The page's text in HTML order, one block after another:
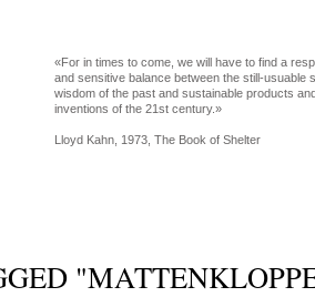
«For in times to come, we will have to find a
and sensitive balance between the still-usuable
wisdom of the past and sustainable products
inventions of the 21st century.»
Lloyd Kahn, 1973, The Book of Shelter